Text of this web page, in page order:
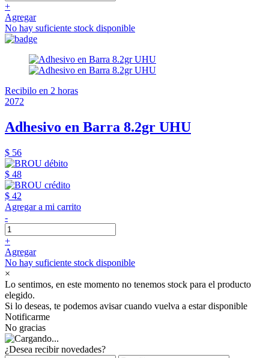
+
Agregar
No hay suficiente stock disponible
Recibilo en 2 horas
2072
Adhesivo en Barra 8.2gr UHU
$ 56
$ 48
$ 42
Agregar a mi carrito
-
+
Agregar
No hay suficiente stock disponible
×
Lo sentimos, en este momento no tenemos stock para el producto
elegido.
Si lo deseas, te podemos avisar cuando vuelva a estar disponible
Notificarme
No gracias
¿Desea recibir novedades?